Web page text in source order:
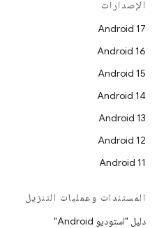
الإصدارات
Android 17
Android 16
Android 15
Android 14
Android 13
Android 12
Android 11
المستندات وعمليات التنزيل
دليل "استوديو Android"